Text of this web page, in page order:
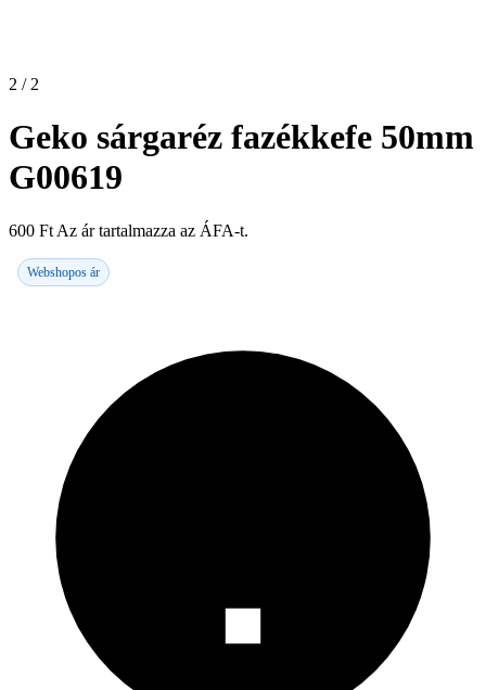
2 / 2
Geko sárgaréz fazékkefe 50mm
G00619
600 Ft Az ár tartalmazza az ÁFA-t.
Webshopos ár